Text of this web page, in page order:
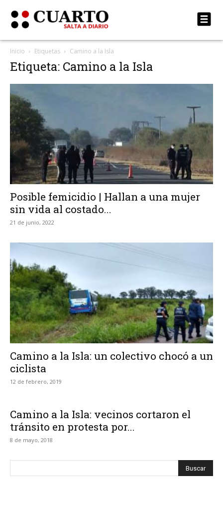
Inicio Etiquetas Camino a la Isla
Etiqueta: Camino a la Isla
Posible femicidio | Hallan a una mujer
sin vida al costado...
21 de junio, 2022
Camino a la Isla: un colectivo chocó a un
ciclista
12 de febrero, 2019
Camino a la Isla: vecinos cortaron el
tránsito en protesta por...
8 de mayo, 2018